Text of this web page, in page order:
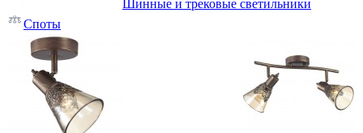
Шинные и трековые светильники
Споты